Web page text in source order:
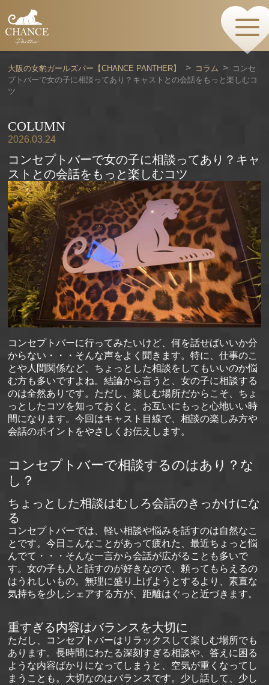
コンセプト
GIRLS
EVENTS
イベント情報
SHOP
店舗情報・よくある質問
VISITORS TO JAPAN
外国人観光客向け
RECRUIT
採用情報
大阪の女豹ガールズバー【CHANCE PANTHER】 コラム
コンセ
プトバーで女の子に相談ってあり？キャストとの会話をもっと楽しむコ
ツ
COLUMN
2026.03.24
コンセプトバーで女の子に相談ってあり？キャ
ストとの会話をもっと楽しむコツ
コンセプトバーに行ってみたいけど、何を話せばいいか分
からない・・・そんな声をよく聞きます。特に、仕事のこ
とや人間関係など、ちょっとした相談をしてもいいのか悩
む方も多いですよね。結論から言うと、女の子に相談する
のは全然ありです。ただし、楽しむ場所だからこそ、ちょ
っとしたコツを知っておくと、お互いにもっと心地いい時
間になります。今回はキャスト目線で、相談の楽しみ方や
会話のポイントをやさしくお伝えします。
コンセプトバーで相談するのはあり？な
し？
ちょっとした相談はむしろ会話のきっかけにな
る
コンセプトバーでは、軽い相談や悩みを話すのは自然なこ
とです。今日こんなことがあって疲れた、最近ちょっと悩
んでて・・・そんな一言から会話が広がることも多いで
す。女の子も人と話すのが好きなので、頼ってもらえるの
はうれしいもの。無理に盛り上げようとするより、素直な
気持ちを少しシェアする方が、距離はぐっと近づきます。
重すぎる内容はバランスを大切に
ただし、コンセプトバーはリラックスして楽しむ場所でも
あります。長時間にわたる深刻すぎる相談や、答えに困る
ような内容ばかりになってしまうと、空気が重くなってし
まうことも。大切なのはバランスです。少し話して、少し